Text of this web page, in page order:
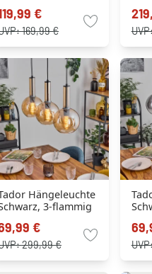
€
169,99 €
Hängeleuchte
3-flammig
€
299,99 €